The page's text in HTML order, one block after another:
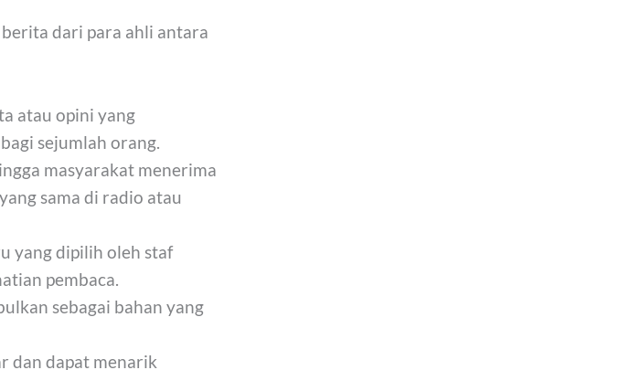
dari para ahli antara
atau opini yang
sejumlah orang.
masyarakat menerima
sama di radio atau
yang dipilih oleh staf
pembaca.
sebagai bahan yang
dan dapat menarik